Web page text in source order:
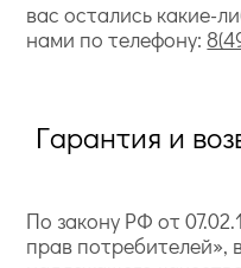
вас остались какие-
нами по телефону:
Гарантия и
По закону РФ от
прав потребителей»,